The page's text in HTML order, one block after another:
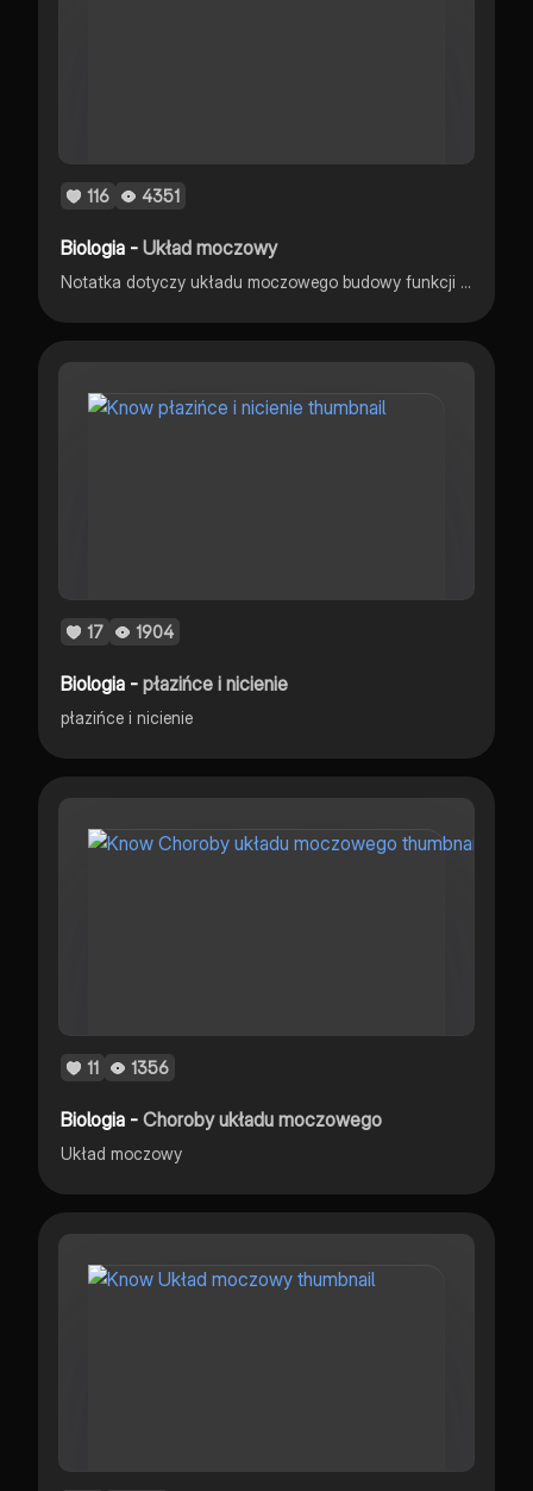
116 4351
Biologia -Układ moczowy
Notatka dotyczy układu moczowego budowy funkcji cyklu
17 1904
Biologia -płazińce i nicienie
płazińce i nicienie
11 1356
Biologia -Choroby układu moczowego
Układ moczowy